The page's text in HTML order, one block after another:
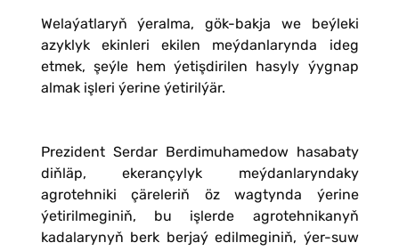
Welaýatlaryň ýeralma, gök-bakja we beýleki
azyklyk ekinleri ekilen meýdanlarynda ideg
etmek, şeýle hem ýetişdirilen hasyly ýygnap
almak işleri ýerine ýetirilýär.
Prezident Serdar Berdimuhamedow hasabaty
diňläp, ekerançylyk meýdanlaryndaky
agrotehniki çäreleriň öz wagtynda ýerine
ýetirilmeginiň, bu işlerde agrotehnikanyň
kadalarynyň berk berjaý edilmeginiň, ýer-suw